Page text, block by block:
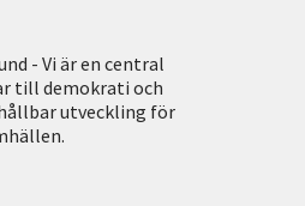
- Vi är en central
till demokrati och
utveckling för